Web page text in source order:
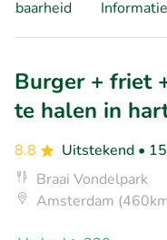
Informatie
Burger + friet
te halen in
8.8 Uitstekend •
Braai Vondelpark
Amsterdam